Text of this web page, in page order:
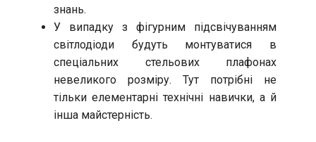
знань.
У випадку з фігурним підсвічуванням
світлодіоди будуть монтуватися в
спеціальних стельових плафонах
невеликого розміру. Тут потрібні не
тільки елементарні технічні навички, а й
інша майстерність.